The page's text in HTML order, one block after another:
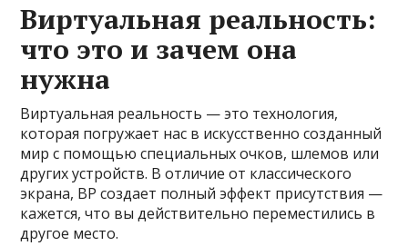
Виртуальная реальность:
что это и зачем она
нужна
Виртуальная реальность — это технология,
которая погружает нас в искусственно созданный
мир с помощью специальных очков, шлемов или
других устройств. В отличие от классического
экрана, ВР создает полный эффект присутствия —
кажется, что вы действительно переместились в
другое место.